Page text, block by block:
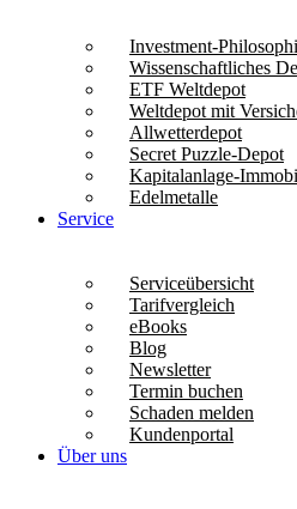
Investment-
Wissenschaftliches
ETF Weltdepot
Weltdepot mit
Allwetterdepot
Secret Puzzle-Depot
Kapitalanlage-
Edelmetalle
Service
Serviceübersicht
Tarifvergleich
eBooks
Blog
Newsletter
Termin buchen
Schaden melden
Kundenportal
Über uns